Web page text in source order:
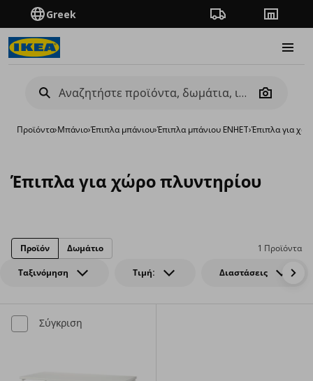
Greek Πορεία παραγγελίας
Camera
Προϊόντα›Μπάνιο›Έπιπλα μπάνιου›Έπιπλα μπάνιου ENHET›Έπιπλα για
Έπιπλα για χώρο πλυντηρίου
Ταξινόμηση Τιμή: Διαστάσεις
1 Προϊόντα
Προϊόν Δωμάτιο
Σύγκριση